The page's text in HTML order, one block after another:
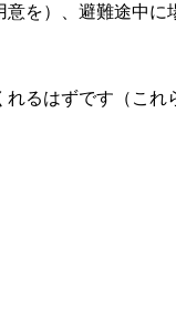
を）、避難途中
るはずです（これ